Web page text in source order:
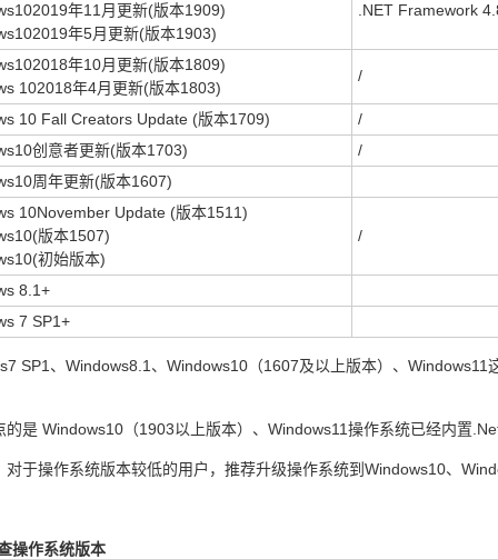
年11月更新(版本1909)
年5月更新(版本1903)
.NET Framework
年10月更新(版本1809)
102018年4月更新(版本1803)
/
10 Fall Creators Update (版本1709)
/
创意者更新(版本1703)
/
周年更新(版本1607)
10November Update (版本1511)
版本1507)
初始版本)
/
8.1+
7 SP1+
SP1、Windows8.1、Windows10（1607及以上版本）、
的是 Windows10（1903以上版本）、Windows11操作系统已经内置
对于操作系统版本较低的用户，推荐升级操作系统到Windows10、
操作系统版本